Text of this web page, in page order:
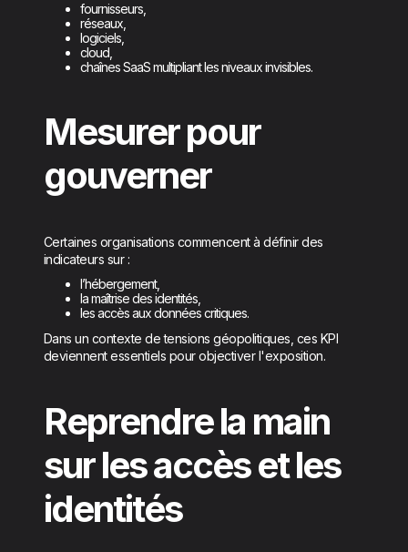
fournisseurs,
réseaux,
logiciels,
cloud,
chaînes SaaS multipliant les niveaux invisibles.
Mesurer pour
gouverner
Certaines organisations commencent à définir des
indicateurs sur :
l’hébergement,
la maîtrise des identités,
les accès aux données critiques.
Dans un contexte de tensions géopolitiques, ces KPI
deviennent essentiels pour objectiver l'exposition.
Reprendre la main
sur les accès et les
identités